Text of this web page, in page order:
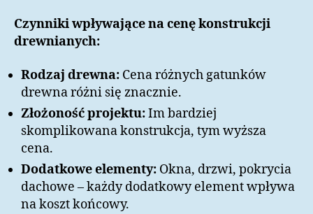
Czynniki wpływające na cenę konstrukcji
drewnianych:
Rodzaj drewna: Cena różnych gatunków
drewna różni się znacznie.
Złożoność projektu:Im bardziej
skomplikowana konstrukcja, tym wyższa
cena.
Dodatkowe elementy: Okna, drzwi, pokrycia
dachowe – każdy dodatkowy element wpływa
na koszt końcowy.